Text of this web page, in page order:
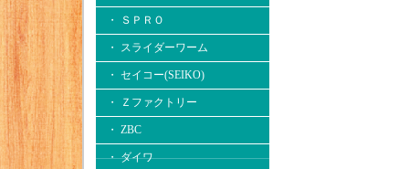
・ ＳＰＲＯ
・ スライダーワーム
・ セイコー(SEIKO)
・ Ｚファクトリー
・ ZBC
・ ダイワ